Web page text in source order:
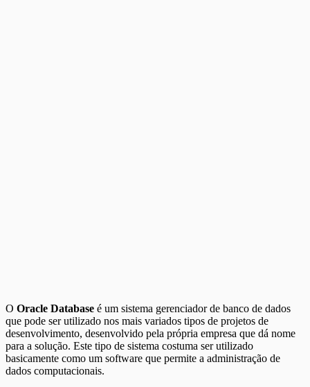
O Oracle Database é um sistema gerenciador de banco de dados
que pode ser utilizado nos mais variados tipos de projetos de
desenvolvimento, desenvolvido pela própria empresa que dá nome
para a solução. Este tipo de sistema costuma ser utilizado
basicamente como um software que permite a administração de
dados computacionais.